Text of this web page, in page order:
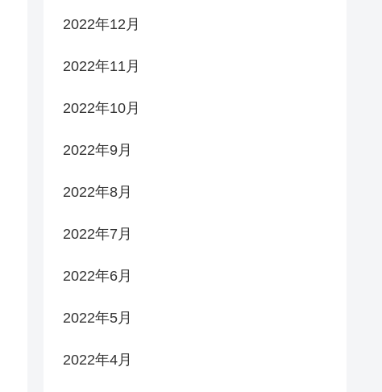
2022年12月
2022年11月
2022年10月
2022年9月
2022年8月
2022年7月
2022年6月
2022年5月
2022年4月